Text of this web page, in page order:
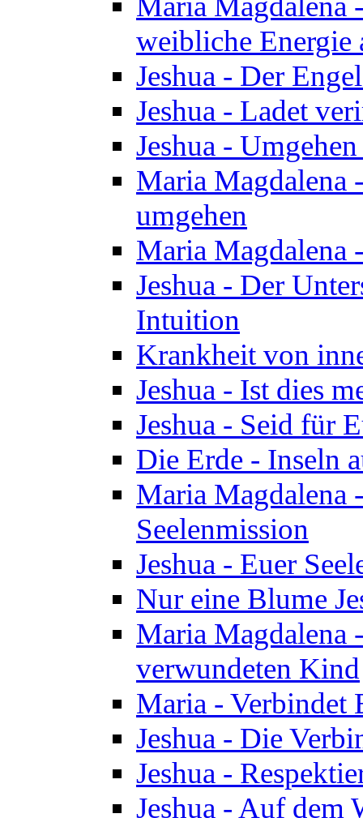
weibliche Energie
Jeshua - Der
Jeshua - Ladet
Jeshua -
Maria Magdalena
umgehen
Maria Magdalena
Jeshua - Der
Intuition
Krankheit von
Jeshua - Ist dies
Jeshua - Seid für
Die Erde - Inseln
Maria Magdalena
Seelenmission
Jeshua - Euer
Nur eine Blume
Maria Magdalena
verwundeten Kind
Maria - Verbindet
Jeshua - Die
Jeshua -
Jeshua - Auf dem